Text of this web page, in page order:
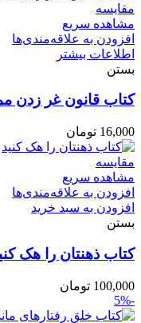
مقایسه
مشاهده سریع
افزودن به علاقه‌مندی‌ها
اطلاعات بیشتر
بستن
کتاب قانون غر زدن
16,000 تومان
مقایسه
مشاهده سریع
افزودن به علاقه‌مندی‌ها
افزودن به سبد خرید
بستن
کتاب ذهنتان را هک
100,000 تومان
-5%